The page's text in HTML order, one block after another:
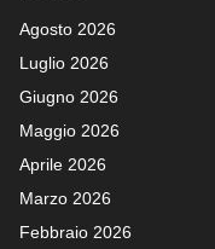
Agosto 2026
Luglio 2026
Giugno 2026
Maggio 2026
Aprile 2026
Marzo 2026
Febbraio 2026